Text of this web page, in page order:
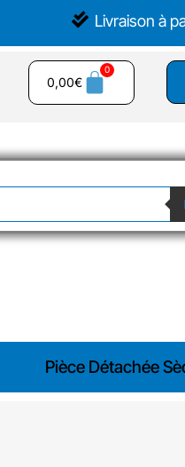
Livraison à
0,00€
Pièce Détachée